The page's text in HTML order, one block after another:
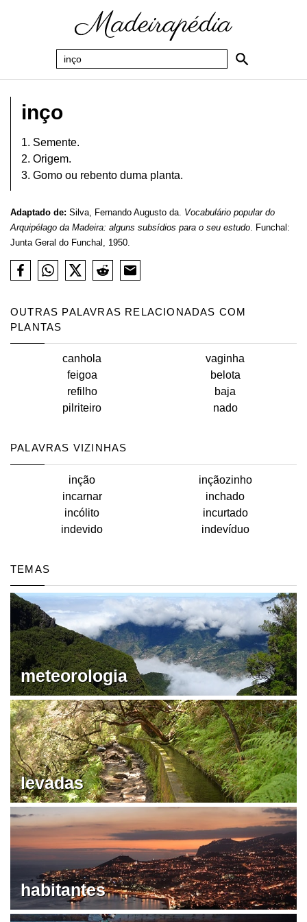
inço
1. Semente.
2. Origem.
3. Gomo ou rebento duma planta.
Adaptado de: Silva, Fernando Augusto da. Vocabulário popular do
Arquipélago da Madeira: alguns subsídios para o seu estudo. Funchal:
Junta Geral do Funchal, 1950.
OUTRAS PALAVRAS RELACIONADAS COM
PLANTAS
canhola
vaginha
feigoa
belota
refilho
baja
pilriteiro
nado
PALAVRAS VIZINHAS
inção
inçãozinho
incarnar
inchado
incólito
incurtado
indevido
indevíduo
TEMAS
meteorologia
levadas
habitantes